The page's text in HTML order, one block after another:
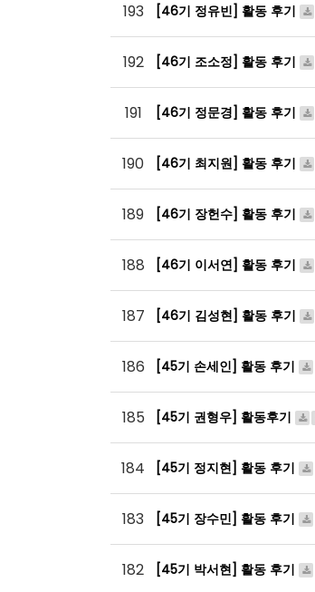
193 [46기 정유빈] 활동 후기
192 [46기 조소정] 활동 후기
191 [46기 정문경] 활동 후기
190 [46기 최지원] 활동 후기
189 [46기 장헌수] 활동 후기
188 [46기 이서연] 활동 후기
187 [46기 김성현] 활동 후기
186 [45기 손세인] 활동 후기
185 [45기 권형우] 활동후기
184 [45기 정지현] 활동 후기
183 [45기 장수민] 활동 후기
182 [45기 박서현] 활동 후기